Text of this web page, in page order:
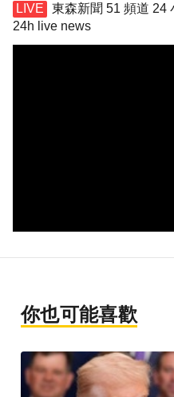
東森新聞 51 頻道 24
24h live news
你也可能喜歡